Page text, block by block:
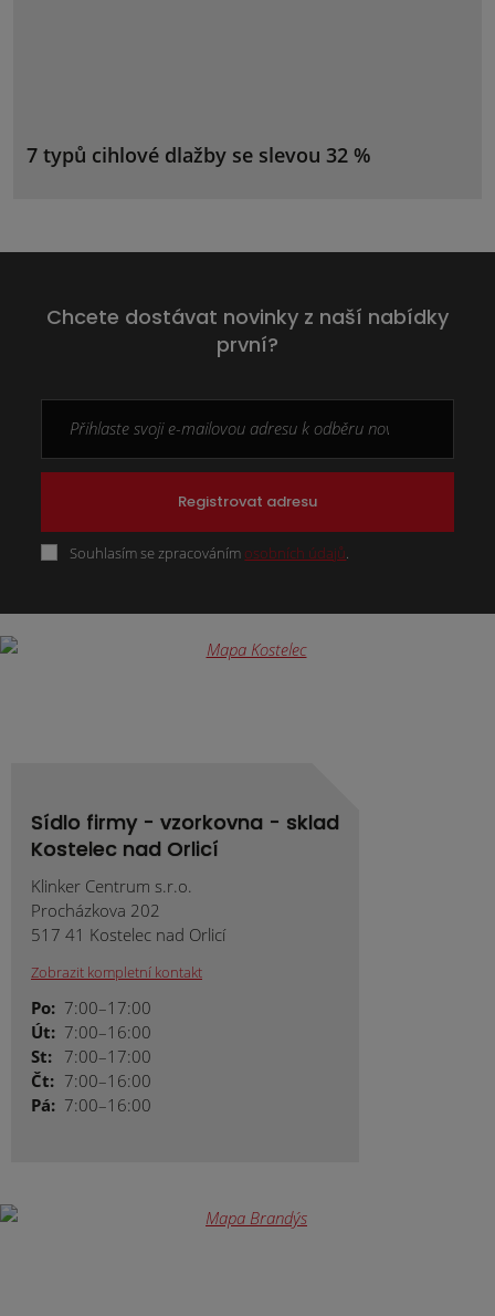
7 typů cihlové dlažby se slevou 32 %
Chcete dostávat novinky z naší nabídky
první?
Registrovat adresu
Souhlasím se zpracováním osobních údajů.
Sídlo firmy - vzorkovna - sklad
Kostelec nad Orlicí
Klinker Centrum s.r.o.
Procházkova 202
517 41 Kostelec nad Orlicí
Zobrazit kompletní kontakt
Po: 7:00–17:00
Út: 7:00–16:00
St: 7:00–17:00
Čt: 7:00–16:00
Pá: 7:00–16:00